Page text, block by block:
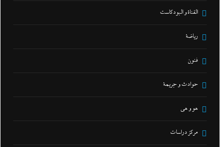
القناة و البودكاست
رياضة
فنون
حوادث و جريمة
هو و هي
مركز دراسات